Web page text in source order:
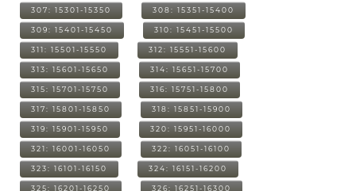
307: 15301-15350 308: 15351-15400
309: 15401-15450 310: 15451-15500
311: 15501-15550 312: 15551-15600
313: 15601-15650 314: 15651-15700
315: 15701-15750 316: 15751-15800
317: 15801-15850 318: 15851-15900
319: 15901-15950 320: 15951-16000
321: 16001-16050 322: 16051-16100
323: 16101-16150 324: 16151-16200
325: 16201-16250 326: 16251-16300